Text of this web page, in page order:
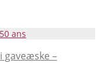
gaveæske –